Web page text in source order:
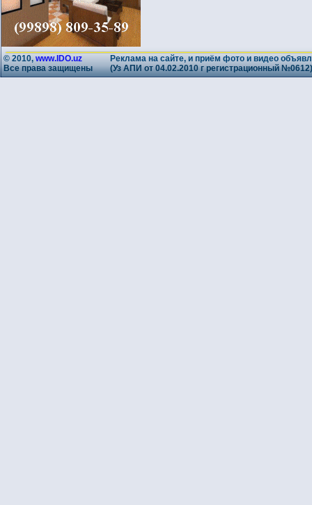
© 2010, www.IDO.uz
Все права защищены
Реклама на сайте, и приём фото и видео
(Уз АПИ от 04.02.2010 г регистрационный